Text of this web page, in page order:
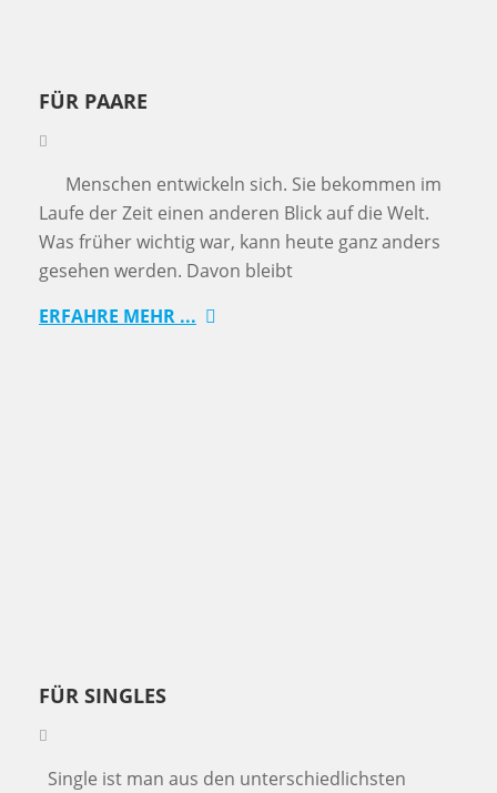
FÜR PAARE
Menschen entwickeln sich. Sie bekommen im
Laufe der Zeit einen anderen Blick auf die Welt.
Was früher wichtig war, kann heute ganz anders
gesehen werden. Davon bleibt
ERFAHRE MEHR ...
FÜR SINGLES
Single ist man aus den unterschiedlichsten